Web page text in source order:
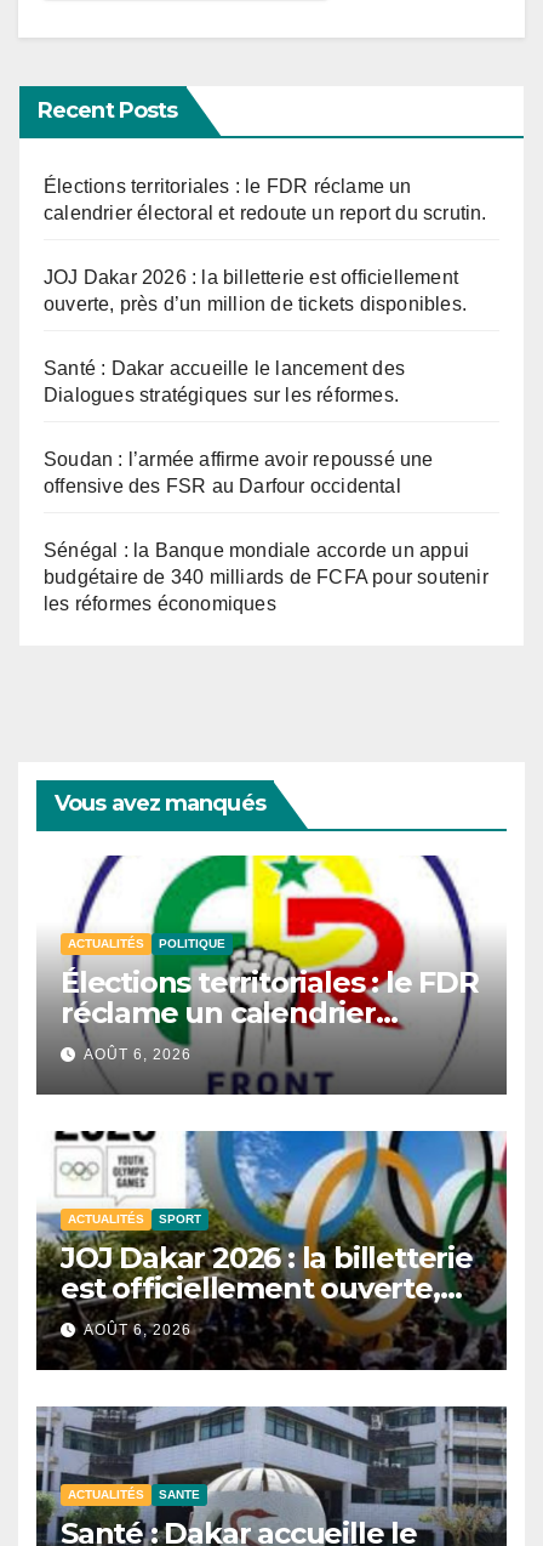
Recent Posts
Élections territoriales : le FDR réclame un
calendrier électoral et redoute un report du scrutin.
JOJ Dakar 2026 : la billetterie est officiellement
ouverte, près d’un million de tickets disponibles.
Santé : Dakar accueille le lancement des
Dialogues stratégiques sur les réformes.
Soudan : l’armée affirme avoir repoussé une
offensive des FSR au Darfour occidental
Sénégal : la Banque mondiale accorde un appui
budgétaire de 340 milliards de FCFA pour soutenir
les réformes économiques
Vous avez manqués
ACTUALITÉS POLITIQUE
Élections territoriales : le FDR
réclame un calendrier
électoral et redoute un
report du scrutin.
AOÛT 6, 2026
ACTUALITÉS SPORT
JOJ Dakar 2026 : la billetterie
est officiellement ouverte,
près d’un million de tickets
disponibles.
AOÛT 6, 2026
ACTUALITÉS SANTE
Santé : Dakar accueille le